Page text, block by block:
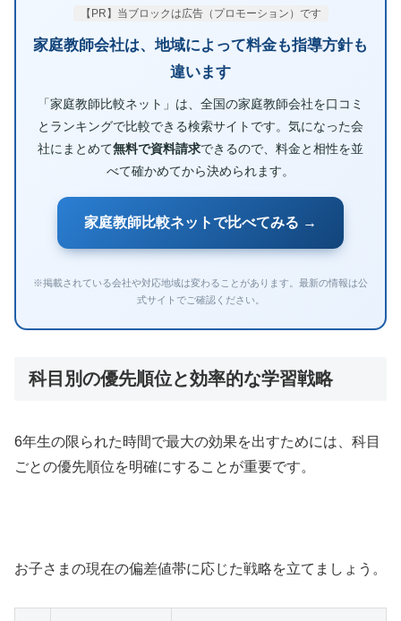
【PR】当ブロックは広告（プロモーション）です
家庭教師会社は、地域によって料金も指導方針も
違います
「家庭教師比較ネット」は、全国の家庭教師会社を口コミ
とランキングで比較できる検索サイトです。気になった会
社にまとめて無料で資料請求できるので、料金と相性を並
べて確かめてから決められます。
家庭教師比較ネットで比べてみる →
※掲載されている会社や対応地域は変わることがあります。最新の情報は公
式サイトでご確認ください。
科目別の優先順位と効率的な学習戦略
6年生の限られた時間で最大の効果を出すためには、科目
ごとの優先順位を明確にすることが重要です。
お子さまの現在の偏差値帯に応じた戦略を立てましょう。